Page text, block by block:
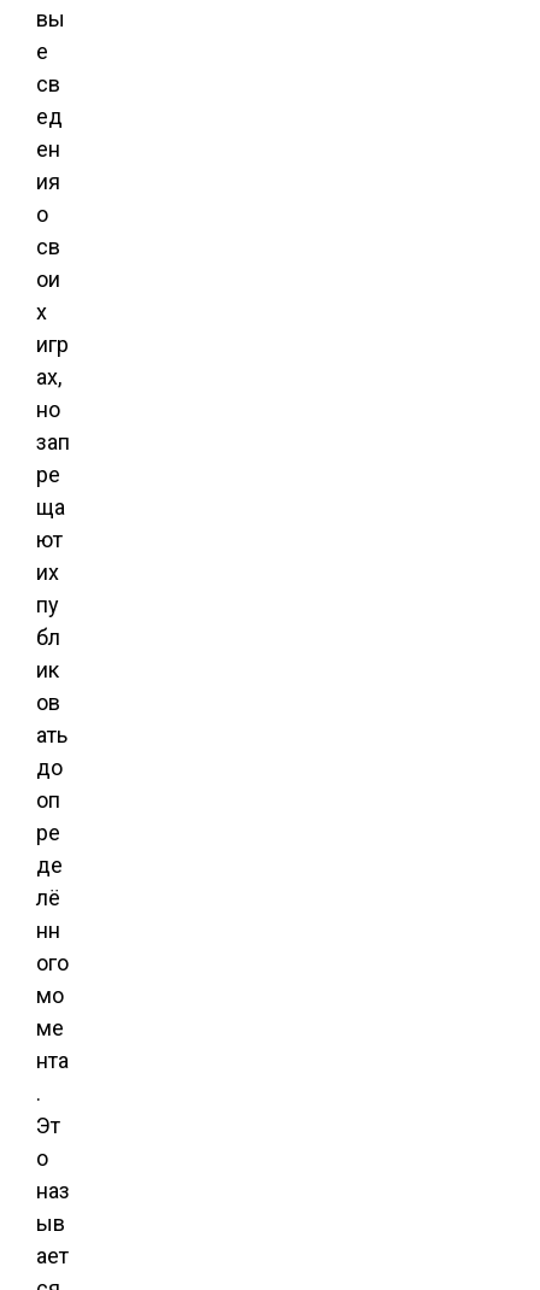
вы
е
св
ед
ен
ия
о
св
ои
х
игр
ах,
но
зап
ре
ща
ют
их
пу
бл
ик
ов
ать
до
оп
ре
де
лё
нн
ого
мо
ме
нта
.
Эт
о
наз
ыв
ает